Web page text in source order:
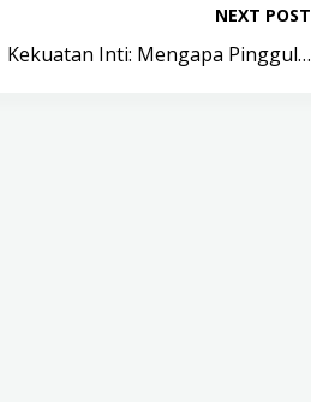
NEXT POST
Kekuatan Inti: Mengapa Pinggul…